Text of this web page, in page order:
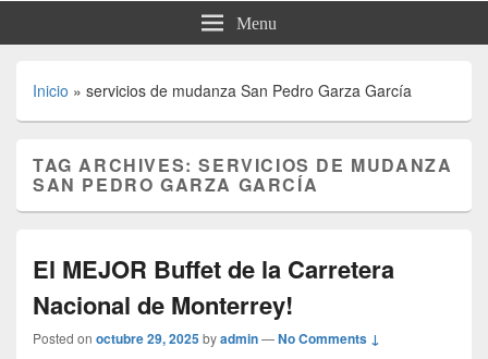
Menu
Inicio » servicios de mudanza San Pedro Garza García
TAG ARCHIVES:SERVICIOS DE MUDANZA
SAN PEDRO GARZA GARCÍA
El MEJOR Buffet de la Carretera
Nacional de Monterrey!
Posted on octubre 29, 2025byadmin—No Comments ↓